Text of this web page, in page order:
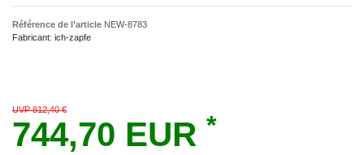
Référence de l’article NEW-8783
Fabricant: ich-zapfe
UVP 812,40 €
744,70 EUR *